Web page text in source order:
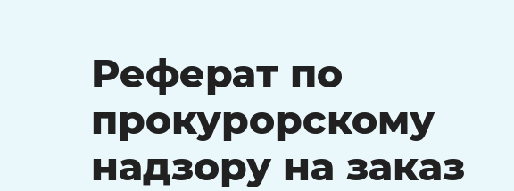
Реферат по
прокурорскому
надзору на заказ